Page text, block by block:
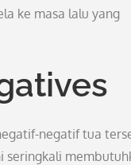
ke masa lalu yang
negatif tua
seringkali